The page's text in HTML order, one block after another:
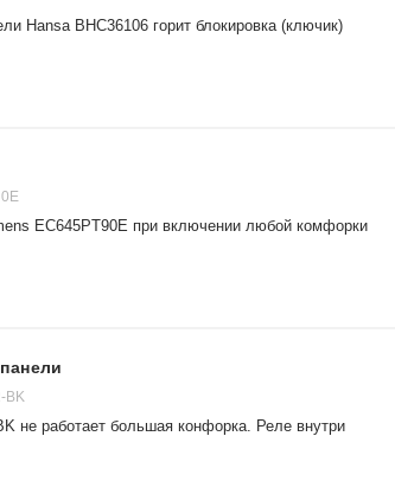
Hansa BHC36106 горит блокировка (ключик)
EC645PT90E при включении любой комфорки
BK
не работает большая конфорка. Реле внутри